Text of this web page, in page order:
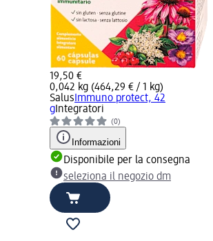
19,50 €
0,042 kg (464,29 € / 1 kg)
Salus Immuno protect, 42
g Integratori
(0)
Informazioni
Disponibile per la consegna
seleziona il negozio dm